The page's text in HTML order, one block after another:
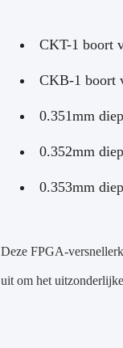
CKT-1 boort
CKB-1 boort
0.351mm
0.352mm
0.353mm
Deze FPGA-
uit om het